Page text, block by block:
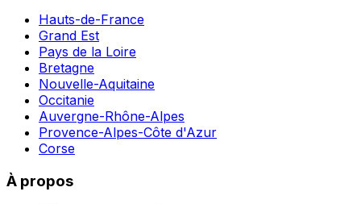
Hauts-de-France
Grand Est
Pays de la Loire
Bretagne
Nouvelle-Aquitaine
Occitanie
Auvergne-Rhône-Alpes
Provence-Alpes-Côte d'Azur
Corse
À propos